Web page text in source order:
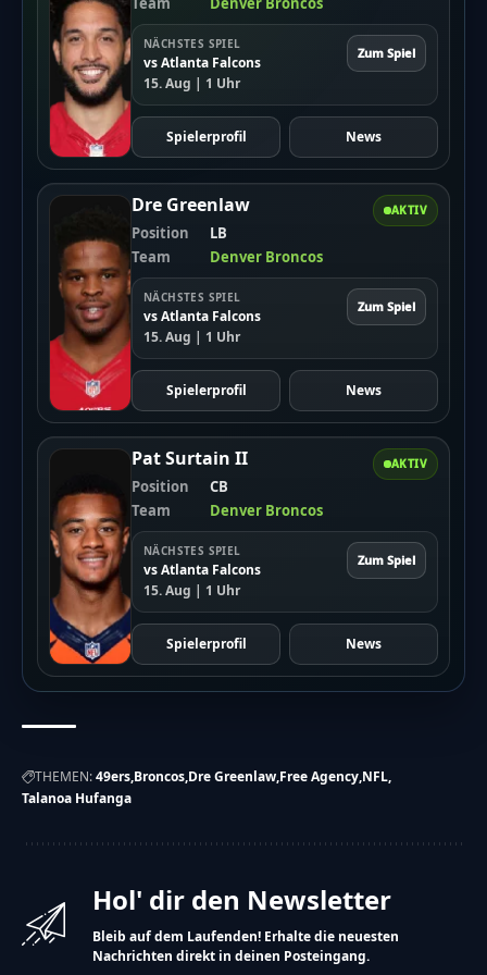
Die Broncos haben schon eine sehr gute Verteidigung.
Mit den neuen Spielern wollen sie noch stärker werden.
Hinweis
Die vereinfachte Version dieses Artikels wurde
künstlich erzeugt und wird stetig weiterentwickelt.
Wir freuen uns überdein Feedback.
NÄCHSTES SPIEL
vs Atlanta Falcons
15. Aug | 1 Uhr
Zum Spiel
Spielerprofil News
AKTIV
Dre Greenlaw
Position
LB
Team
Denver Broncos
NÄCHSTES SPIEL
vs Atlanta Falcons
15. Aug | 1 Uhr
Zum Spiel
Spielerprofil News
AKTIV
Pat Surtain II
Position
CB
Team
Denver Broncos
NÄCHSTES SPIEL
vs Atlanta Falcons
15. Aug | 1 Uhr
Zum Spiel
Spielerprofil News
THEMEN:49ers Broncos Dre Greenlaw Free Agency NFL
Talanoa Hufanga
Hol' dir den Newsletter
Bleib auf dem Laufenden! Erhalte die neuesten
Nachrichten direkt in deinen Posteingang.